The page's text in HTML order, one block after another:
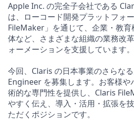
Apple Inc. の完全子会社である
は、ローコード開発プラットフォ
FileMaker」を通じて、企業・教
体など、さまざまな組織の業務改
ォーメーションを支援しています。
今回、Claris の日本事業のさらな
Engineer を募集します。お客様や
術的な専門性を提供し、Claris
やすく伝え、導入・活用・拡張を
ただくポジションです。